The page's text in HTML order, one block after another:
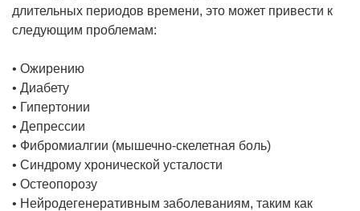
длительных периодов времени, это может привести к
следующим проблемам:
• Ожирению
• Диабету
• Гипертонии
• Депрессии
• Фибромиалгии (мышечно-скелетная боль)
• Синдрому хронической усталости
• Остеопорозу
• Нейродегенеративным заболеваниям, таким как